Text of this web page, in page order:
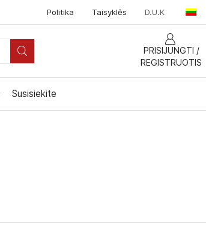
Politika Taisyklės D.U.K
PRISIJUNGTI /
REGISTRUOTIS
Susisiekite